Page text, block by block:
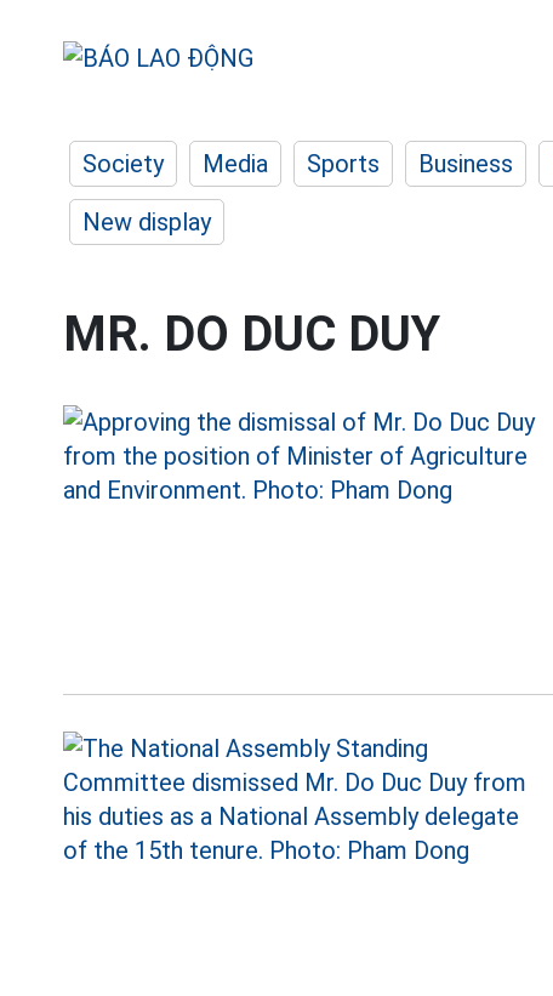
Society Media Sports Business
New display
MR. DO DUC DUY